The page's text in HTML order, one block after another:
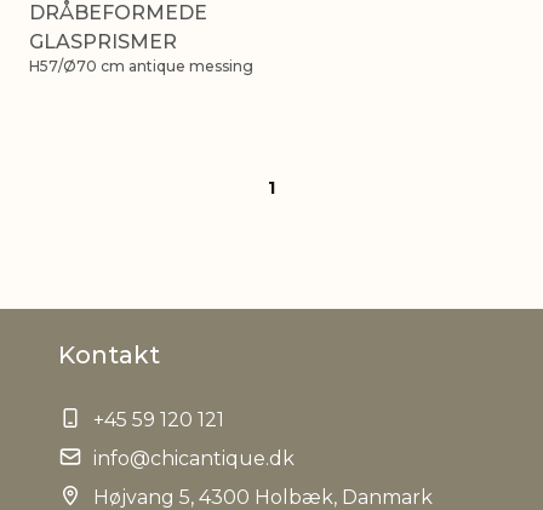
DRÅBEFORMEDE
GLASPRISMER
H57/Ø70 cm antique messing
1
Kontakt
+45 59 120 121
info@chicantique.dk
Højvang 5, 4300 Holbæk, Danmark